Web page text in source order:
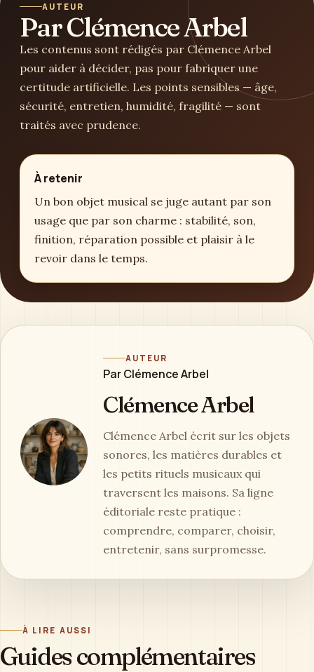
AUTEUR
Par Clémence Arbel
Les contenus sont rédigés par Clémence Arbel
pour aider à décider, pas pour fabriquer une
certitude artificielle. Les points sensibles — âge,
sécurité, entretien, humidité, fragilité — sont
traités avec prudence.
À retenir
Un bon objet musical se juge autant par son
usage que par son charme : stabilité, son,
finition, réparation possible et plaisir à le
revoir dans le temps.
AUTEUR
Par Clémence Arbel
Clémence Arbel
Clémence Arbel écrit sur les objets
sonores, les matières durables et
les petits rituels musicaux qui
traversent les maisons. Sa ligne
éditoriale reste pratique :
comprendre, comparer, choisir,
entretenir, sans surpromesse.
À LIRE AUSSI
Guides complémentaires